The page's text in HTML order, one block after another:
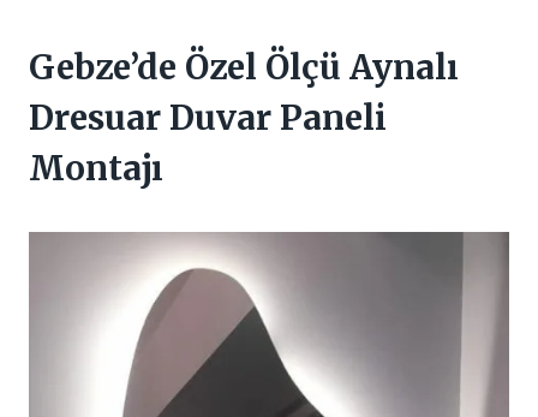
Gebze’de Özel Ölçü Aynalı
Dresuar Duvar Paneli
Montajı